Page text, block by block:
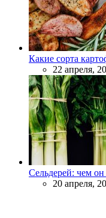
Какие сорта
22 апреля,
Сельдерей: чем он
20 апреля,